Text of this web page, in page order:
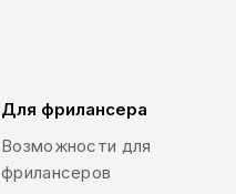
Для фрилансера
Возможности для
фрилансеров